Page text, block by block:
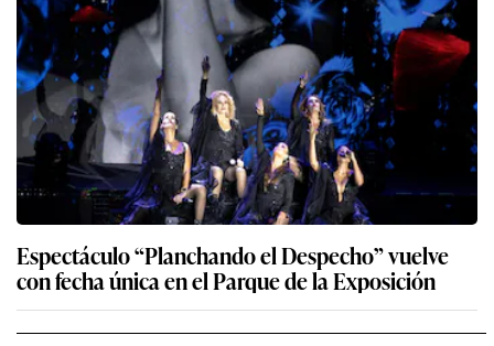
Espectáculo “Planchando el Despecho” vuelve
con fecha única en el Parque de la Exposición